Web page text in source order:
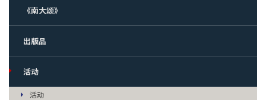
《南大颂》
出版品
活动
活动